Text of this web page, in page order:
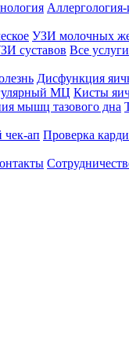
УЗИ молочных
суставов Все услуги
Дисфункция
МЦ Кисты
мышц тазового дна
чек-ап Проверка